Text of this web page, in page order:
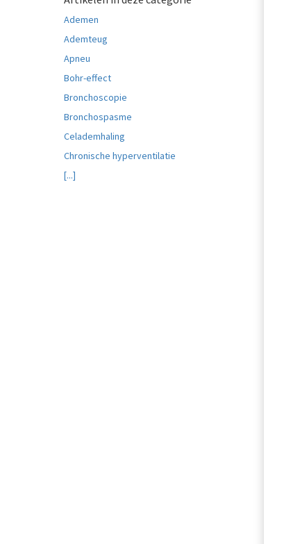
Ademen
Ademteug
Apneu
Bohr-effect
Bronchoscopie
Bronchospasme
Celademhaling
Chronische hyperventilatie
[...]